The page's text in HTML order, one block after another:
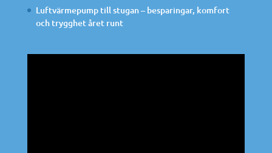
Luftvärmepump till stugan – besparingar, komfort
och trygghet året runt